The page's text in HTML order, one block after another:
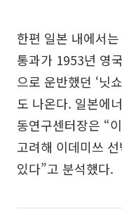
한편 일본 내에서
통과가 1953년 영
으로 운반했던 ‘닛
도 나온다. 일본에
동연구센터장은 “
고려해 이데미쓰
있다”고 분석했다.